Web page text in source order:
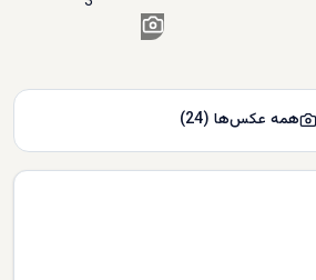
همه عکس‌ها (
24
)